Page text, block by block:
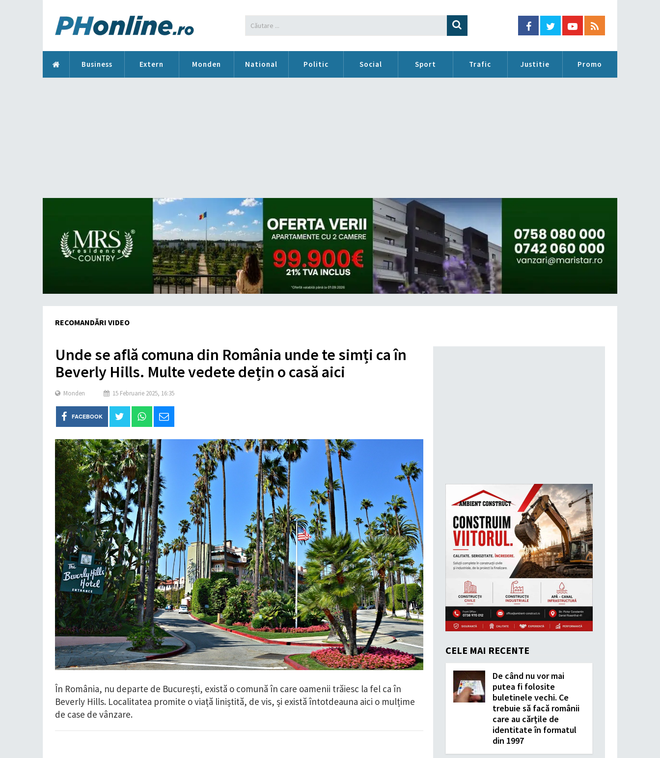
Business Extern Monden National Politic Social Sport Trafic Justitie Promo
RECOMANDĂRI VIDEO
Unde se află comuna din România unde te simți ca în
Beverly Hills. Multe vedete dețin o casă aici
Monden 15 Februarie 2025, 16:35
FACEBOOK
În România, nu departe de București, există o comună în care oamenii trăiesc la fel ca în
Beverly Hills. Localitatea promite o viață liniștită, de vis, și există întotdeauna aici o mulțime
de case de vânzare.
CELE MAI RECENTE
De când nu vor mai
putea fi folosite
buletinele vechi. Ce
trebuie să facă românii
care au cărțile de
identitate în formatul
din 1997